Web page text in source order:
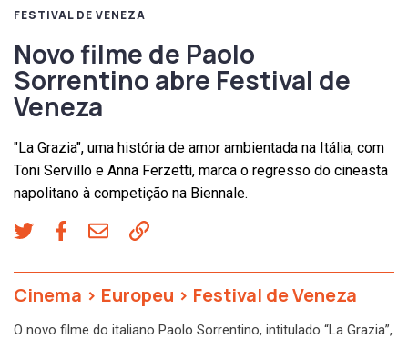
FESTIVAL DE VENEZA
Novo filme de Paolo
Sorrentino abre Festival de
Veneza
"La Grazia", uma história de amor ambientada na Itália, com
Toni Servillo e Anna Ferzetti, marca o regresso do cineasta
napolitano à competição na Biennale.
Cinema > Europeu > Festival de Veneza
O novo filme do italiano Paolo Sorrentino, intitulado “La Grazia”,